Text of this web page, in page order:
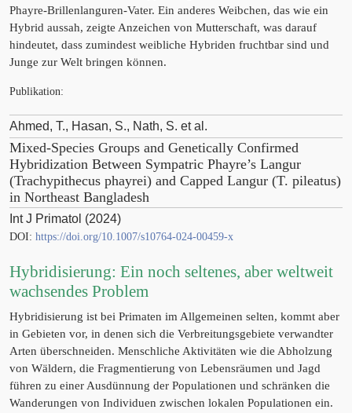
Phayre-Brillenlanguren-Vater. Ein anderes Weibchen, das wie ein
Hybrid aussah, zeigte Anzeichen von Mutterschaft, was darauf
hindeutet, dass zumindest weibliche Hybriden fruchtbar sind und
Junge zur Welt bringen können.
Publikation:
Ahmed, T., Hasan, S., Nath, S. et al.
Mixed-Species Groups and Genetically Confirmed
Hybridization Between Sympatric Phayre’s Langur
(Trachypithecus phayrei) and Capped Langur (T. pileatus)
in Northeast Bangladesh
Int J Primatol (2024)
DOI: https://doi.org/10.1007/s10764-024-00459-x
Hybridisierung: Ein noch seltenes, aber weltweit
wachsendes Problem
Hybridisierung ist bei Primaten im Allgemeinen selten, kommt aber
in Gebieten vor, in denen sich die Verbreitungsgebiete verwandter
Arten überschneiden. Menschliche Aktivitäten wie die Abholzung
von Wäldern, die Fragmentierung von Lebensräumen und Jagd
führen zu einer Ausdünnung der Populationen und schränken die
Wanderungen von Individuen zwischen lokalen Populationen ein.